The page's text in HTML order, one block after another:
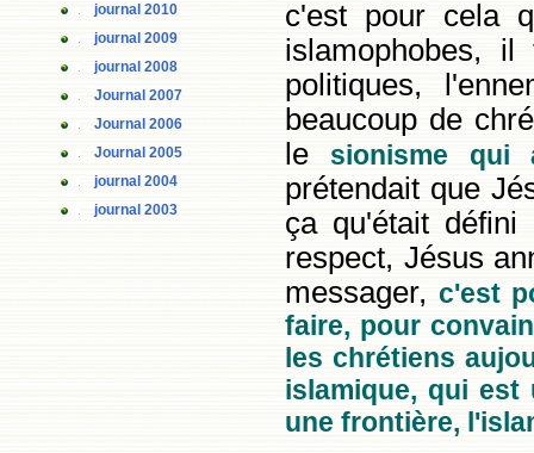
journal 2010
journal 2009
journal 2008
Journal 2007
Journal 2006
Journal 2005
journal 2004
journal 2003
c'est pour cela
islamophobes,
politiques,
beaucoup de
le sionisme
prétendait que
ça qu'était
respect, Jésus
messager, c'est
faire, pour
les chrétiens
islamique, qui est
une frontière,